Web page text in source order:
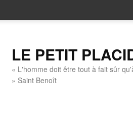
LE PETIT
« L'homme doit être tout à fait sûr
» Saint Benoît